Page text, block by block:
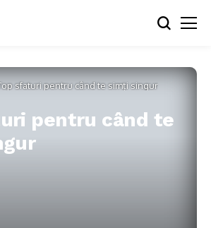
sfaturi pentru când te simți singur
pentru când te